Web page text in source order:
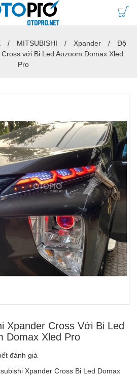
MITSUBISHI Xpander
Độ
với Bi Led Aozoom Domax Xled
Pro
Xpander Cross Với Bi Led
Domax Xled Pro
đánh giá
Xpander Cross Bi Led Domax